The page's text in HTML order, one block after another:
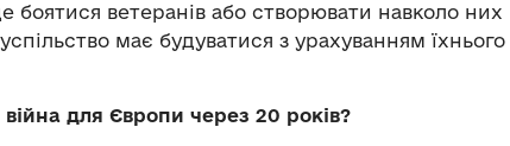
ветеранів або створювати навколо них
має будуватися з урахуванням їхнього
для Європи через 20 років?